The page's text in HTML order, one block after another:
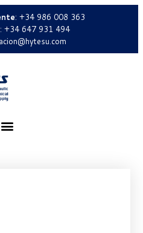
: +34 986 008 363
+34 647 931 494